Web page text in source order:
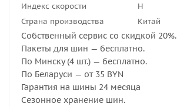
Индекс скорости
H
Страна производства
Китай
Собственный сервис со скидкой 20%.
Пакеты для шин — бесплатно.
По Минску (4 шт.) — бесплатно.
По Беларуси — от 35 BYN
Гарантия на шины 24 месяца
Сезонное хранение шин.